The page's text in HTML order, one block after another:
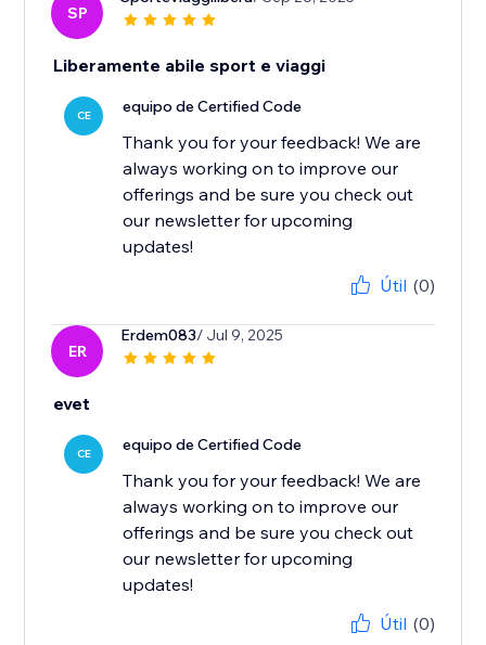
SP
Liberamente abile sport e viaggi
CE equipo de Certified Code
Thank you for your feedback! We are
always working on to improve our
offerings and be sure you check out
our newsletter for upcoming
updates!
Útil (0)
ER
Erdem083/ Jul 9, 2025
evet
CE equipo de Certified Code
Thank you for your feedback! We are
always working on to improve our
offerings and be sure you check out
our newsletter for upcoming
updates!
Útil (0)